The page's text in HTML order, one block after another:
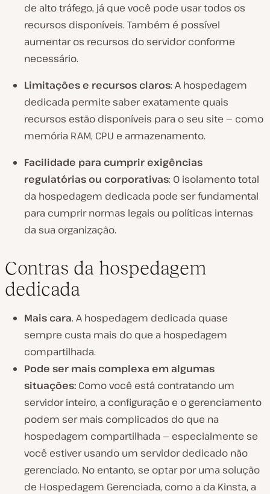
de alto tráfego, já que você pode usar todos os
recursos disponíveis. Também é possível
aumentar os recursos do servidor conforme
necessário.
Limitações e recursos claros: A hospedagem
dedicada permite saber exatamente quais
recursos estão disponíveis para o seu site — como
memória RAM, CPU e armazenamento.
Facilidade para cumprir exigências
regulatórias ou corporativas: O isolamento total
da hospedagem dedicada pode ser fundamental
para cumprir normas legais ou políticas internas
da sua organização.
Contras da hospedagem
dedicada
Mais cara. A hospedagem dedicada quase
sempre custa mais do que a hospedagem
compartilhada.
Pode ser mais complexa em algumas
situações: Como você está contratando um
servidor inteiro, a configuração e o gerenciamento
podem ser mais complicados do que na
hospedagem compartilhada — especialmente se
você estiver usando um servidor dedicado não
gerenciado. No entanto, se optar por uma solução
de Hospedagem Gerenciada, como a da Kinsta, a